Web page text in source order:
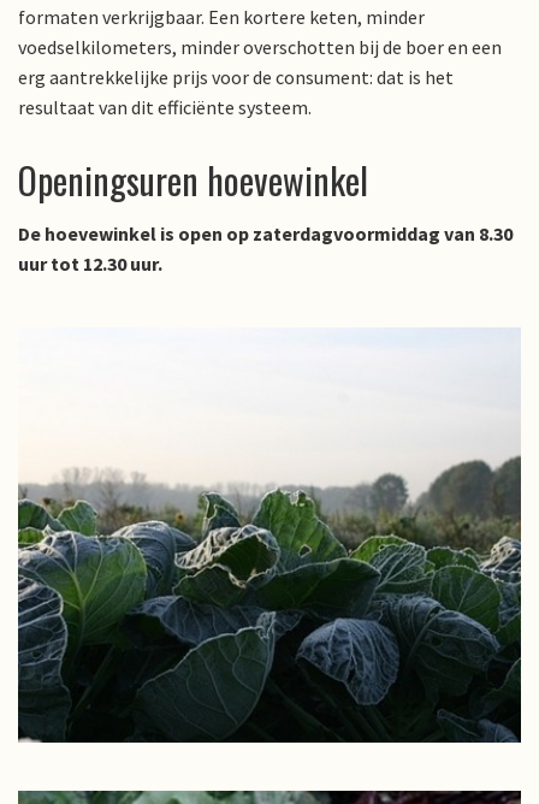
formaten verkrijgbaar. Een kortere keten, minder
voedselkilometers, minder overschotten bij de boer en een
erg aantrekkelijke prijs voor de consument: dat is het
resultaat van dit efficiënte systeem.
Openingsuren hoevewinkel
De hoevewinkel is open op zaterdagvoormiddag van 8.30
uur tot 12.30 uur.